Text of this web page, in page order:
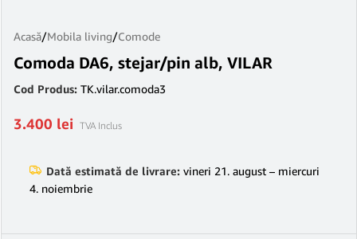
Acasă/Mobila living/Comode
Comoda DA6, stejar/pin alb, VILAR
Cod Produs: TK.vilar.comoda3
3.400 lei TVA Inclus
Dată estimată de livrare: vineri 21. august – miercuri
4. noiembrie